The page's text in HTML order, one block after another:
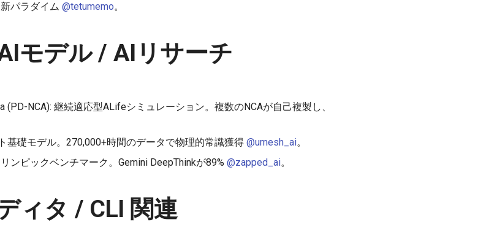
パラダイム @tetumemo。
モデル / AIリサーチ
(PD-NCA): 継続適応型ALifeシミュレーション。複数のNCAが自己複製し、
基礎モデル。270,000+時間のデータで物理的常識獲得 @umesh_ai。
ンピックベンチマーク。Gemini DeepThinkが89% @zapped_ai。
ィタ / CLI 関連